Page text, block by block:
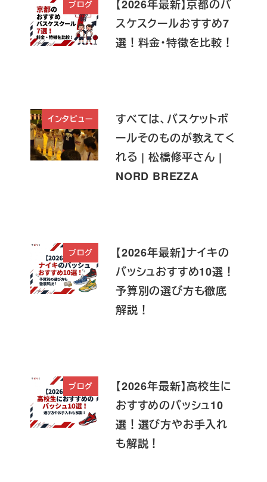
ブログ
【2026年最新】京都のバ
スケスクールおすすめ7
選！料金・特徴を比較！
インタビュー
すべては、バスケットボ
ールそのものが教えてく
れる | 松橋修平さん |
NORD BREZZA
ブログ
【2026年最新】ナイキの
バッシュおすすめ10選！
予算別の選び方も徹底
解説！
ブログ
【2026年最新】高校生に
おすすめのバッシュ10
選！選び方やお手入れ
も解説！